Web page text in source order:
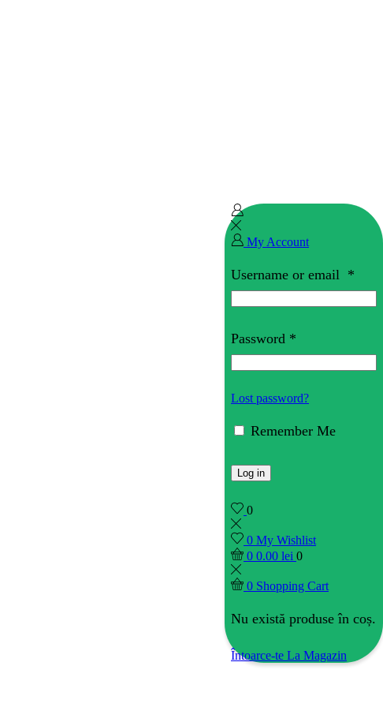
My Account
Username or email *
Password *
Lost password?
Remember Me
Log in
0
0 My Wishlist
0 0.00 lei 0
0 Shopping Cart
Nu există produse în coș.
Întoarce-te La Magazin